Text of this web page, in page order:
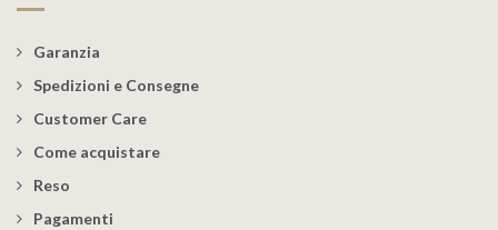
Garanzia
Spedizioni e Consegne
Customer Care
Come acquistare
Reso
Pagamenti